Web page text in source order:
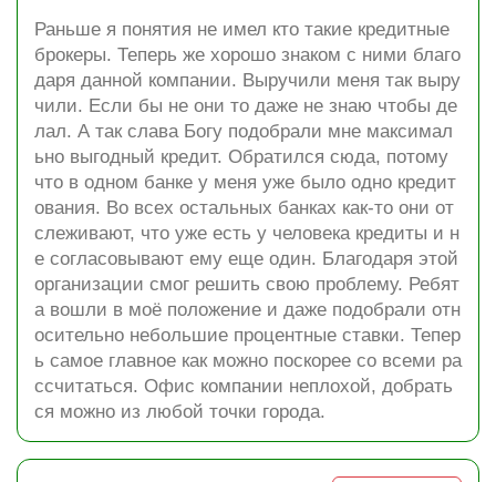
Раньше я понятия не имел кто такие кредитные
брокеры. Теперь же хорошо знаком с ними благо
даря данной компании. Выручили меня так выру
чили. Если бы не они то даже не знаю чтобы де
лал. А так слава Богу подобрали мне максимал
ьно выгодный кредит. Обратился сюда, потому
что в одном банке у меня уже было одно кредит
ования. Во всех остальных банках как-то они от
слеживают, что уже есть у человека кредиты и н
е согласовывают ему еще один. Благодаря этой
организации смог решить свою проблему. Ребят
а вошли в моё положение и даже подобрали отн
осительно небольшие процентные ставки. Тепер
ь самое главное как можно поскорее со всеми ра
ссчитаться. Офис компании неплохой, добрать
ся можно из любой точки города.